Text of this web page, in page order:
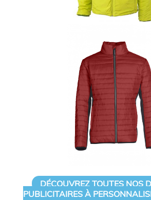
DÉCOUVREZ TOUTES NOS
PUBLICITAIRES À